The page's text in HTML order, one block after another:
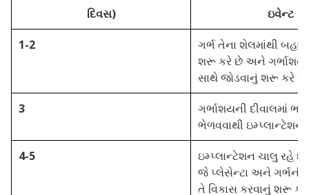
દિવસ)
ઇવેન્ટ
1-2
ગર્ભ તેના શેલમાંથી
શરૂ કરે છે અને
સાથે જોડવાનું શરૂ કરે છે.
3
ગર્ભાશયની દીવાલમાં
ભેળવવાથી
4-5
ઇમ્પ્લાન્ટેશન ચાલુ રહે
જે પ્લેસેન્ટા અને ગર્ભની
તે વિકાસ કરવાનું શરૂ